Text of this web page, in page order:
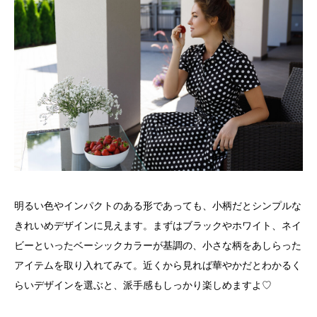
明るい色やインパクトのある形であっても、小柄だとシンプルな
きれいめデザインに見えます。まずはブラックやホワイト、ネイ
ビーといったベーシックカラーが基調の、小さな柄をあしらった
アイテムを取り入れてみて。近くから見れば華やかだとわかるく
らいデザインを選ぶと、派手感もしっかり楽しめますよ♡